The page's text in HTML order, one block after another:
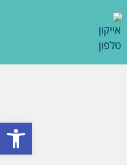
פתח